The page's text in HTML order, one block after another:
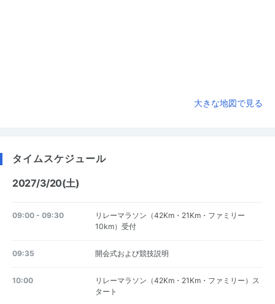
大きな地図で見る
タイムスケジュール
2027/3/20(土)
09:00 - 09:30
リレーマラソン（42Km・21Km・ファミリー
10km）受付
09:35 開会式および競技説明
10:00
リレーマラソン（42Km・21Km・ファミリー）ス
タート